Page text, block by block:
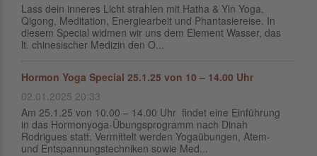
Lass dein inneres Licht strahlen mit Hatha & Yin Yoga,
Qigong, Meditation, Energiearbeit und Phantasiereise. In
diesem Special widmen wir uns dem Element Wasser, das
lt. chinesischer Medizin den O...
Hormon Yoga Special 25.1.25 von 10 – 14.00 Uhr
02.01.2025 20:33
Am 25.1.25 von 10.00 – 14.00 Uhr findet eine Einführung
in das Hormonyoga-Übungsprogramm nach Dinah
Rodrigues statt. Vermittelt werden Yogaübungen, Atem-
und Entspannungstechniken sowie Med...